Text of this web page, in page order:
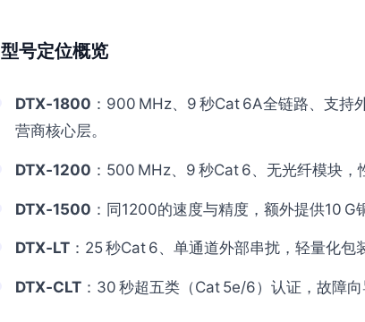
型号定位概览
DTX‑1800 ：900 MHz、9 秒Cat 6A全链路、支持
营商核心层。
DTX‑1200 ：500 MHz、9 秒Cat 6、无光纤模块，
DTX‑1500 ：同1200的速度与精度，额外提供10 G
DTX‑LT ：25 秒Cat 6、单通道外部串扰，轻量化包
DTX‑CLT ：30 秒超五类（Cat 5e/6）认证，故障